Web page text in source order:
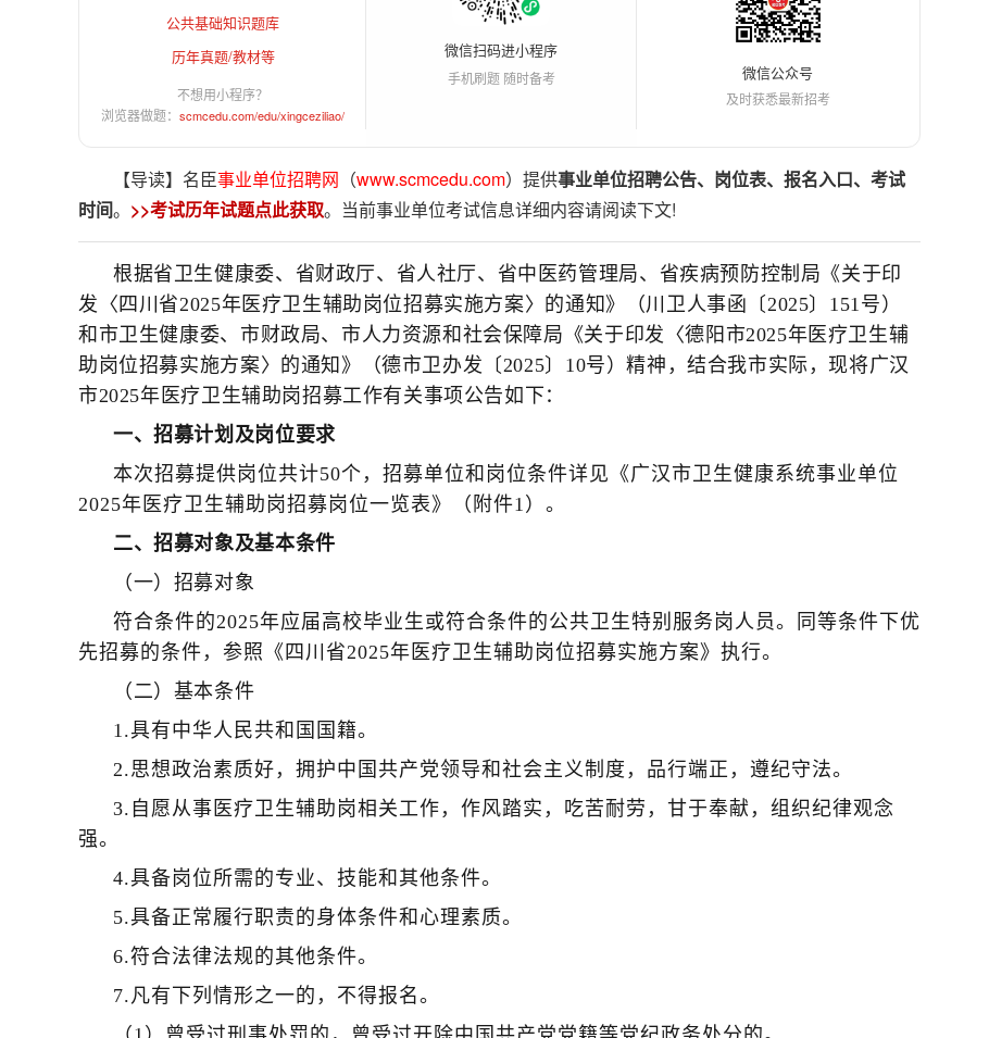
公共基础知识题库
历年真题/教材等
不想用小程序？
浏览器做题：scmcedu.com/edu/xingceziliao/
微信扫码进小程序
手机刷题 随时备考 微信公众号
及时获悉最新招考
【导读】名臣事业单位招聘网 （www.scmcedu.com）提供事业单位招聘公告、岗位表、报名入口、考试
时间。 >>考试历年试题点此获取。当前事业单位考试信息详细内容请阅读下文!
根据省卫生健康委、省财政厅、省人社厅、省中医药管理局、省疾病预防控制局《关于印
发〈四川省2025年医疗卫生辅助岗位招募实施方案〉的通知》（川卫人事函〔2025〕151号）
和市卫生健康委、市财政局、市人力资源和社会保障局《关于印发〈德阳市2025年医疗卫生辅
助岗位招募实施方案〉的通知》（德市卫办发〔2025〕10号）精神，结合我市实际，现将广汉
市2025年医疗卫生辅助岗招募工作有关事项公告如下：
一、招募计划及岗位要求
本次招募提供岗位共计50个，招募单位和岗位条件详见《广汉市卫生健康系统事业单位
2025年医疗卫生辅助岗招募岗位一览表》（附件1）。
二、招募对象及基本条件
（一）招募对象
符合条件的2025年应届高校毕业生或符合条件的公共卫生特别服务岗人员。同等条件下优
先招募的条件，参照《四川省2025年医疗卫生辅助岗位招募实施方案》执行。
（二）基本条件
1.具有中华人民共和国国籍。
2.思想政治素质好，拥护中国共产党领导和社会主义制度，品行端正，遵纪守法。
3.自愿从事医疗卫生辅助岗相关工作，作风踏实，吃苦耐劳，甘于奉献，组织纪律观念
强。
4.具备岗位所需的专业、技能和其他条件。
5.具备正常履行职责的身体条件和心理素质。
6.符合法律法规的其他条件。
7.凡有下列情形之一的，不得报名。